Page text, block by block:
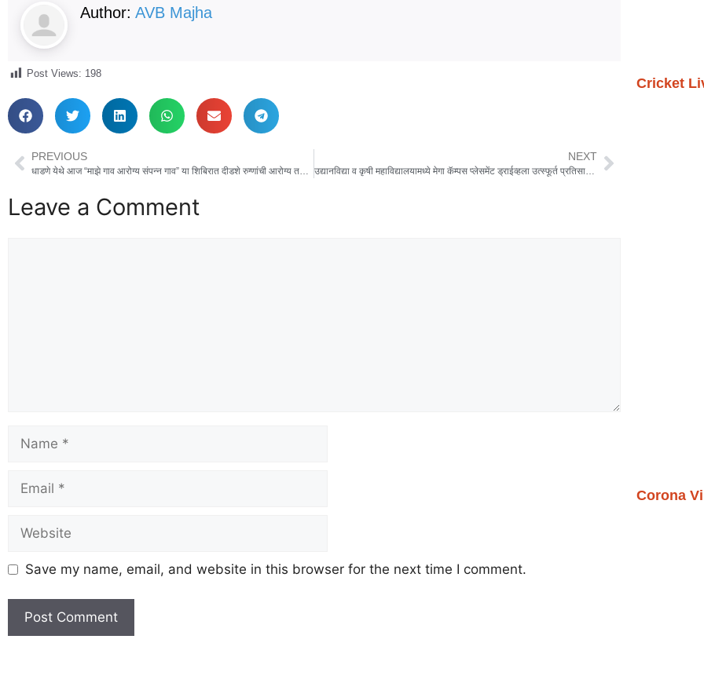
Author: AVB Majha
Post Views: 198
PREVIOUS NEXT
Leave a Comment
Save my name, email, and website in this browser for the next time I comment.
Cricket
Corona